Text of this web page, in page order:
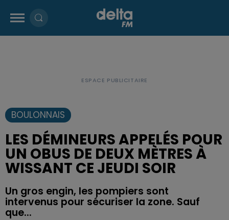
BOULONNAIS
LES DÉMINEURS APPELÉS POUR
UN OBUS DE DEUX MÈTRES À
WISSANT CE JEUDI SOIR
Un gros engin, les pompiers sont
intervenus pour sécuriser la zone. Sauf
que...